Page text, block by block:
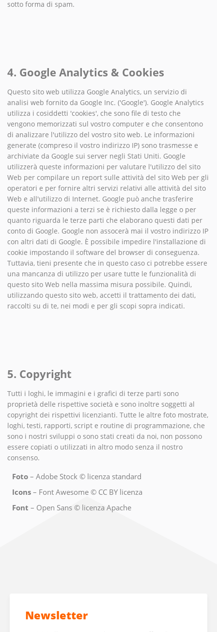
sotto forma di spam.
4. Google Analytics & Cookies
Questo sito web utilizza Google Analytics, un servizio di
analisi web fornito da Google Inc. ('Google'). Google Analytics
utilizza i cosiddetti 'cookies', che sono file di testo che
vengono memorizzati sul vostro computer e che consentono
di analizzare l'utilizzo del vostro sito web. Le informazioni
generate (compreso il vostro indirizzo IP) sono trasmesse e
archiviate da Google sui server negli Stati Uniti. Google
utilizzerà queste informazioni per valutare l'utilizzo del sito
Web per compilare un report sulle attività del sito Web per gli
operatori e per fornire altri servizi relativi alle attività del sito
Web e all'utilizzo di Internet. Google può anche trasferire
queste informazioni a terzi se è richiesto dalla legge o per
quanto riguarda le terze parti che elaborano questi dati per
conto di Google. Google non assocerà mai il vostro indirizzo IP
con altri dati di Google. È possibile impedire l'installazione di
cookie impostando il software del browser di conseguenza.
Tuttavia, tieni presente che in questo caso ci potrebbe essere
una mancanza di utilizzo per usare tutte le funzionalità di
questo sito Web nella massima misura possibile. Quindi,
utilizzando questo sito web, accetti il ​​trattamento dei dati,
raccolti su di te, nei modi e per gli scopi sopra indicati.
5. Copyright
Tutti i loghi, le immagini e i grafici di terze parti sono
proprietà delle rispettive società e sono inoltre soggetti al
copyright dei rispettivi licenzianti. Tutte le altre foto mostrate,
loghi, testi, rapporti, script e routine di programmazione, che
sono i nostri sviluppi o sono stati creati da noi, non possono
essere copiati o utilizzati in altro modo senza il nostro
consenso.
Foto – Adobe Stock © licenza standard
Icons – Font Awesome © CC BY licenza
Font – Open Sans © licenza Apache
Newsletter